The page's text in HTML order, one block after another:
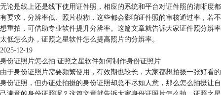
无论是线上还是线下使用证件照，相应的系统和平台对证件照的清晰度都
有要求，分辨率低、照片模糊，这些都会影响证件照的审核通过率，若不
想重拍，可借助专业软件提升分辨率。这篇文章就告诉大家证件照分辨率
太低怎么办，证照之星软件怎么提高照片的分辨率。
2025-12-19
身份证照片怎么拍 证照之星软件如何制作身份证照片
由于身份证照片需要频繁使用，有效期也较长，大家都想拍摄一张好看的
身份证照，但办证处拍摄的身份证照却总不尽如人意，那么怎么拍摄让自